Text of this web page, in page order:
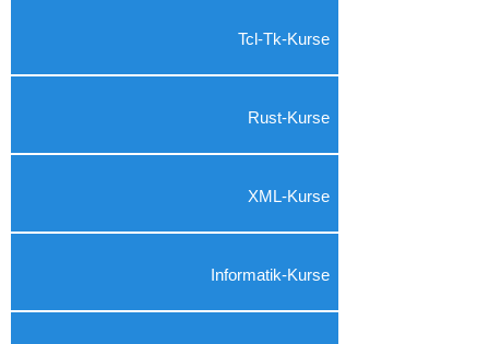
Tcl-Tk-Kurse
Rust-Kurse
XML-Kurse
Informatik-Kurse